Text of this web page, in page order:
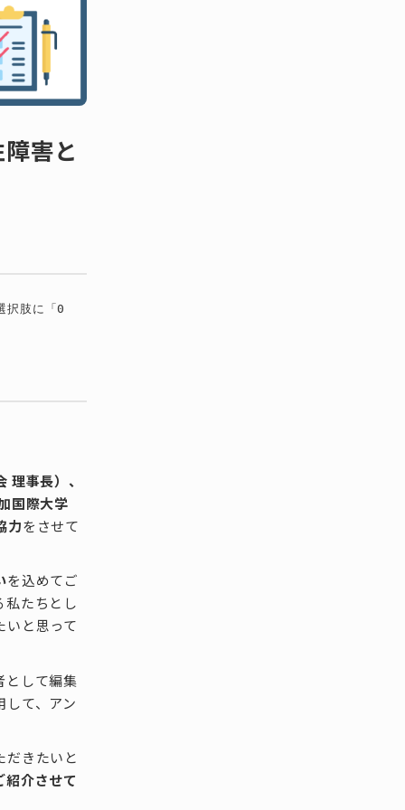
害と
択肢に「0
事長）、
国際大学
力をさせて
を込めてご
たちとし
いと思って
として編集
て、アン
だきたいと
介させて